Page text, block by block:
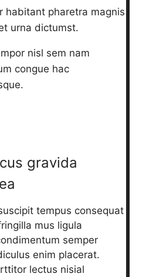
habitant pharetra magnis
urna dictumst.
nisl sem nam
congue hac
gravida
tempus consequat
mus ligula
semper
enim placerat.
lectus nisial